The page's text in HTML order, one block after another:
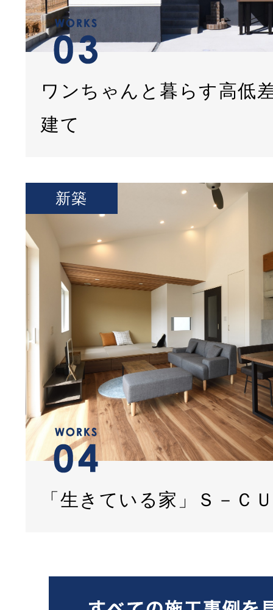
ワンちゃんと暮らす高低
建て
「生きている家」Ｓ－Ｃ
新築